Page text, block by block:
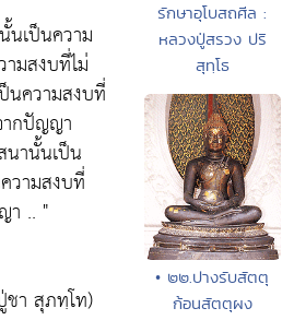
นเป็นความ
ามสงบที่ไม่
นความสงบที่
ากปัญญา
นานั้นเป็น
วามสงบที่
า .. "
า สุภทฺโท)
รักษาอุโบสถศีล :
หลวงปู่สรวง ปริ
สุทฺโธ
• ๒๒.ปางรับสัตตุ
ก้อนสัตตุผง